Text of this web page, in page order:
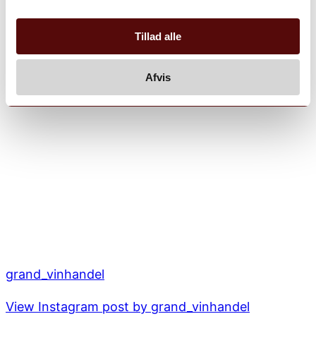
Tillad alle
Afvis
grand_vinhandel
View Instagram post by grand_vinhandel